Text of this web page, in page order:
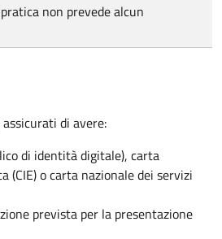
non prevede alcun
di avere:
di identità digitale), carta
(CIE) o carta nazionale dei servizi
prevista per la presentazione